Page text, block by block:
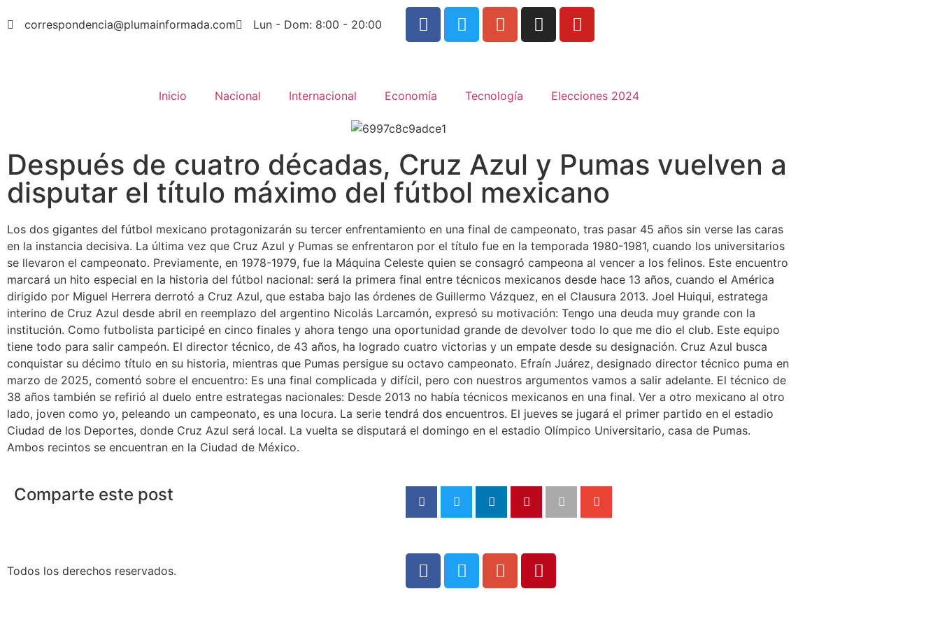
correspondencia@plumainformada.com Lun - Dom: 8:00 - 20:00
Inicio Nacional Internacional Economía Tecnología Elecciones 2024
Después de cuatro décadas, Cruz Azul y Pumas vuelven a
disputar el título máximo del fútbol mexicano
Los dos gigantes del fútbol mexicano protagonizarán su tercer enfrentamiento en una final de campeonato, tras pasar 45 años sin verse las caras
en la instancia decisiva. La última vez que Cruz Azul y Pumas se enfrentaron por el título fue en la temporada 1980-1981, cuando los universitarios
se llevaron el campeonato. Previamente, en 1978-1979, fue la Máquina Celeste quien se consagró campeona al vencer a los felinos. Este encuentro
marcará un hito especial en la historia del fútbol nacional: será la primera final entre técnicos mexicanos desde hace 13 años, cuando el América
dirigido por Miguel Herrera derrotó a Cruz Azul, que estaba bajo las órdenes de Guillermo Vázquez, en el Clausura 2013. Joel Huiqui, estratega
interino de Cruz Azul desde abril en reemplazo del argentino Nicolás Larcamón, expresó su motivación: Tengo una deuda muy grande con la
institución. Como futbolista participé en cinco finales y ahora tengo una oportunidad grande de devolver todo lo que me dio el club. Este equipo
tiene todo para salir campeón. El director técnico, de 43 años, ha logrado cuatro victorias y un empate desde su designación. Cruz Azul busca
conquistar su décimo título en su historia, mientras que Pumas persigue su octavo campeonato. Efraín Juárez, designado director técnico puma en
marzo de 2025, comentó sobre el encuentro: Es una final complicada y difícil, pero con nuestros argumentos vamos a salir adelante. El técnico de
38 años también se refirió al duelo entre estrategas nacionales: Desde 2013 no había técnicos mexicanos en una final. Ver a otro mexicano al otro
lado, joven como yo, peleando un campeonato, es una locura. La serie tendrá dos encuentros. El jueves se jugará el primer partido en el estadio
Ciudad de los Deportes, donde Cruz Azul será local. La vuelta se disputará el domingo en el estadio Olímpico Universitario, casa de Pumas.
Ambos recintos se encuentran en la Ciudad de México.
Comparte este post
Todos los derechos reservados.